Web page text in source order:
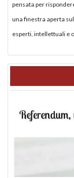
pensata per
una finestra aperta
esperti, intellettuali e